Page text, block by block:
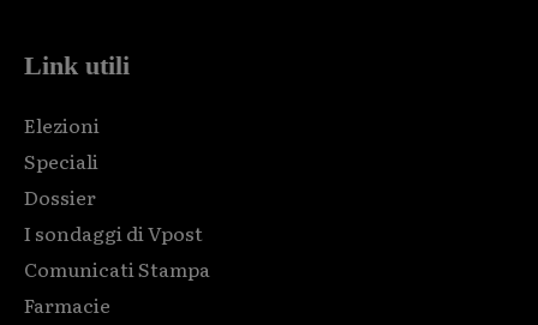
Link utili
Elezioni
Speciali
Dossier
I sondaggi di Vpost
Comunicati Stampa
Farmacie